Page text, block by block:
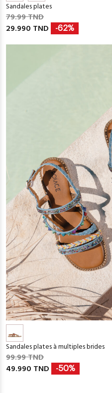
Sandales plates
79.99 TND
29.990 TND
-62%
Sandales plates à multiples brides
99.99 TND
49.990 TND
-50%